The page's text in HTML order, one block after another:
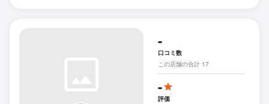
-
口コミ数
この店舗の合計 17
-
評価